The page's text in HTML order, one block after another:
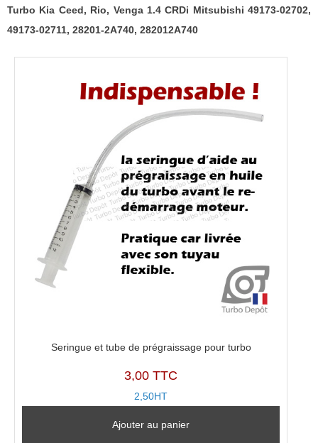
49173-
02702,
Turbo Kia Ceed, Rio, Venga 1.4 CRDi Mitsubishi 49173-02702,
49173-02711, 28201-2A740, 282012A740
Seringue et tube de prégraissage pour turbo
3,00 TTC
2,50HT
Ajouter au panier